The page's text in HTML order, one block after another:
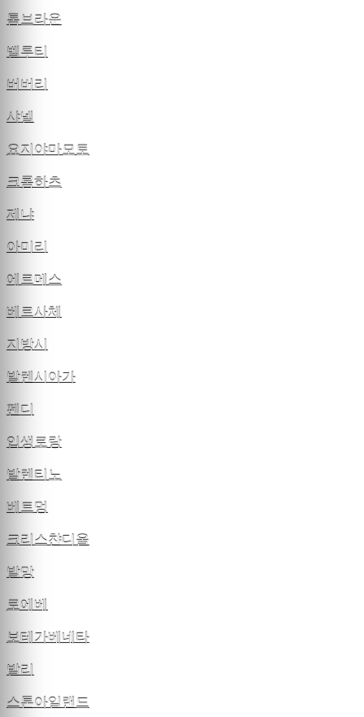
톰브라운
벨루티
버버리
샤넬
요지야마모토
크롬하츠
제냐
아미리
에르메스
베르사체
지방시
발렌시아가
펜디
입생로랑
발렌티노
베트멍
크리스챤디올
발망
로에베
보테가베네타
발리
스톤아일랜드